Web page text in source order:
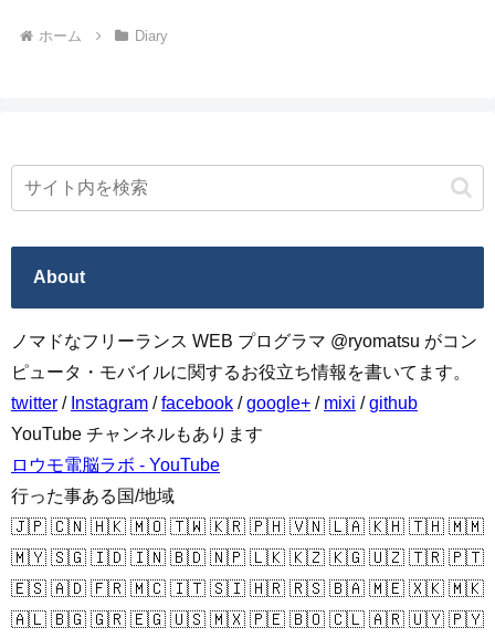
ホーム Diary
About
ノマドなフリーランス WEB プログラマ @ryomatsu がコン
ピュータ・モバイルに関するお役立ち情報を書いてます。
twitter / Instagram /facebook /google+ / mixi /github
YouTube チャンネルもあります
ロウモ電脳ラボ - YouTube
行った事ある国/地域
🇯🇵 🇨🇳 🇭🇰 🇲🇴 🇹🇼 🇰🇷 🇵🇭 🇻🇳 🇱🇦 🇰🇭 🇹🇭 🇲🇲
🇲🇾 🇸🇬 🇮🇩 🇮🇳 🇧🇩 🇳🇵 🇱🇰 🇰🇿 🇰🇬 🇺🇿 🇹🇷 🇵🇹
🇪🇸 🇦🇩 🇫🇷 🇲🇨 🇮🇹 🇸🇮 🇭🇷 🇷🇸 🇧🇦 🇲🇪 🇽🇰 🇲🇰
🇦🇱 🇧🇬 🇬🇷 🇪🇬 🇺🇸 🇲🇽 🇵🇪 🇧🇴 🇨🇱 🇦🇷 🇺🇾 🇵🇾